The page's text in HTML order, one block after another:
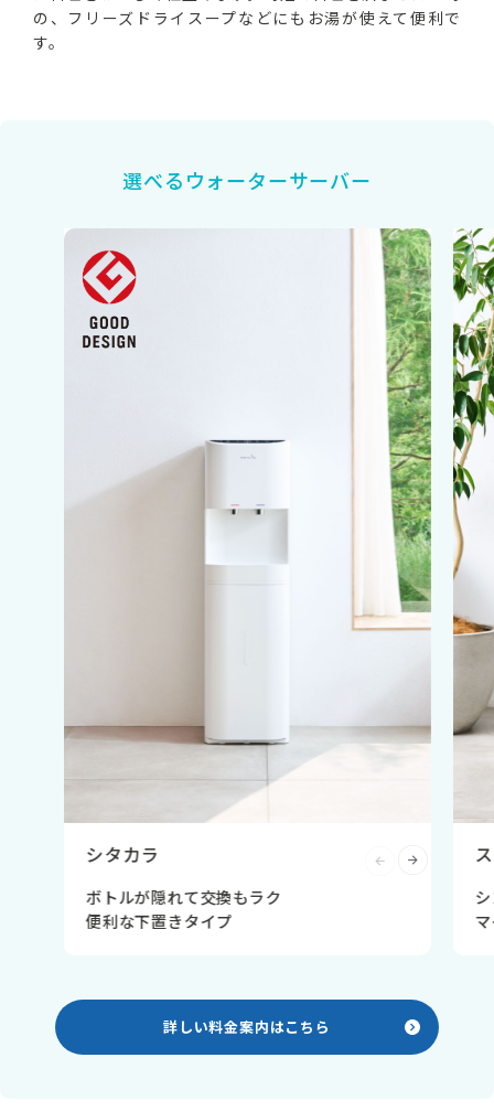
の、フリーズドライスープなどにもお湯が使えて便利で
す。
選べるウォーターサーバー
シタカラ
ボトルが隠れて交換もラク
便利な下置きタイプ
詳しい料金案内はこちら